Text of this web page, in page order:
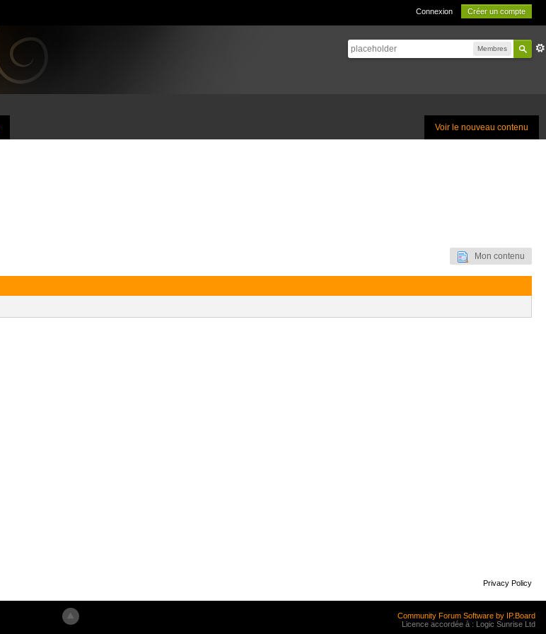
Connexion Créer un compte
Membres
Voir le nouveau contenu
Mon contenu
Privacy Policy
Community Forum Software by IP.Board
Licence accordée à : Logic Sunrise Ltd